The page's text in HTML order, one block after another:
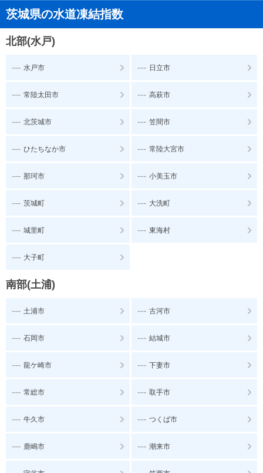
茨城県の水道凍結指数
北部(水戸)
--- 水戸市 --- 日立市
--- 常陸太田市 --- 高萩市
--- 北茨城市 --- 笠間市
--- ひたちなか市 --- 常陸大宮市
--- 那珂市 --- 小美玉市
--- 茨城町 --- 大洗町
--- 城里町 --- 東海村
--- 大子町
南部(土浦)
--- 土浦市 --- 古河市
--- 石岡市 --- 結城市
--- 龍ケ崎市 --- 下妻市
--- 常総市 --- 取手市
--- 牛久市 --- つくば市
--- 鹿嶋市 --- 潮来市